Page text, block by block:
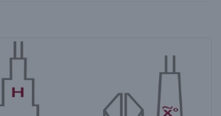
I NUOVI RISULTATI ALLA